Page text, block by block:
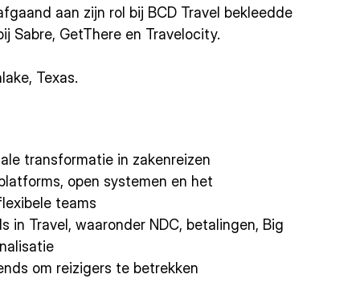
aan zijn rol bij BCD Travel bekleedde
Sabre, GetThere en Travelocity.
Texas.
transformatie in zakenreizen
open systemen en het
teams
in Travel, waaronder NDC, betalingen, Big
om reizigers te betrekken